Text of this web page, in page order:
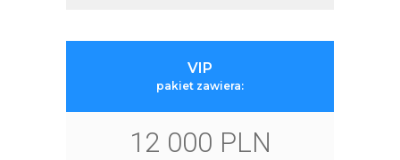
VIP
pakiet zawiera:
12 000 PLN